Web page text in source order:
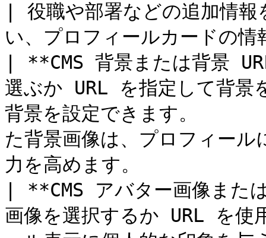
| 役職や部署などの追加情
い、プロフィールカードの
| **CMS 背景または背
選ぶか URL を指定して背景
背景を設定できます
た背景画像は、プロフィール
力を高めます。
| **CMS アバター画像ま
画像を選択するか URL を使